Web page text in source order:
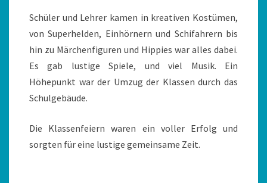
Schüler und Lehrer kamen in kreativen Kostümen,
von Superhelden, Einhörnern und Schifahrern bis
hin zu Märchenfiguren und Hippies war alles dabei.
Es gab lustige Spiele, und viel Musik. Ein
Höhepunkt war der Umzug der Klassen durch das
Schulgebäude.
Die Klassenfeiern waren ein voller Erfolg und
sorgten für eine lustige gemeinsame Zeit.